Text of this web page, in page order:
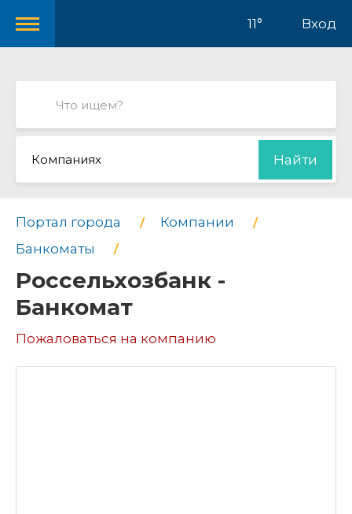
11° Вход
Компаниях Найти
Портал города
Компании
Банкоматы
Россельхозбанк -
Банкомат
Пожаловаться на компанию